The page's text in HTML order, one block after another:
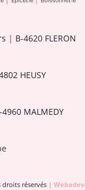
| B-4620 FLERON
HEUSY
4960 MALMEDY
droits réservés | Webadev